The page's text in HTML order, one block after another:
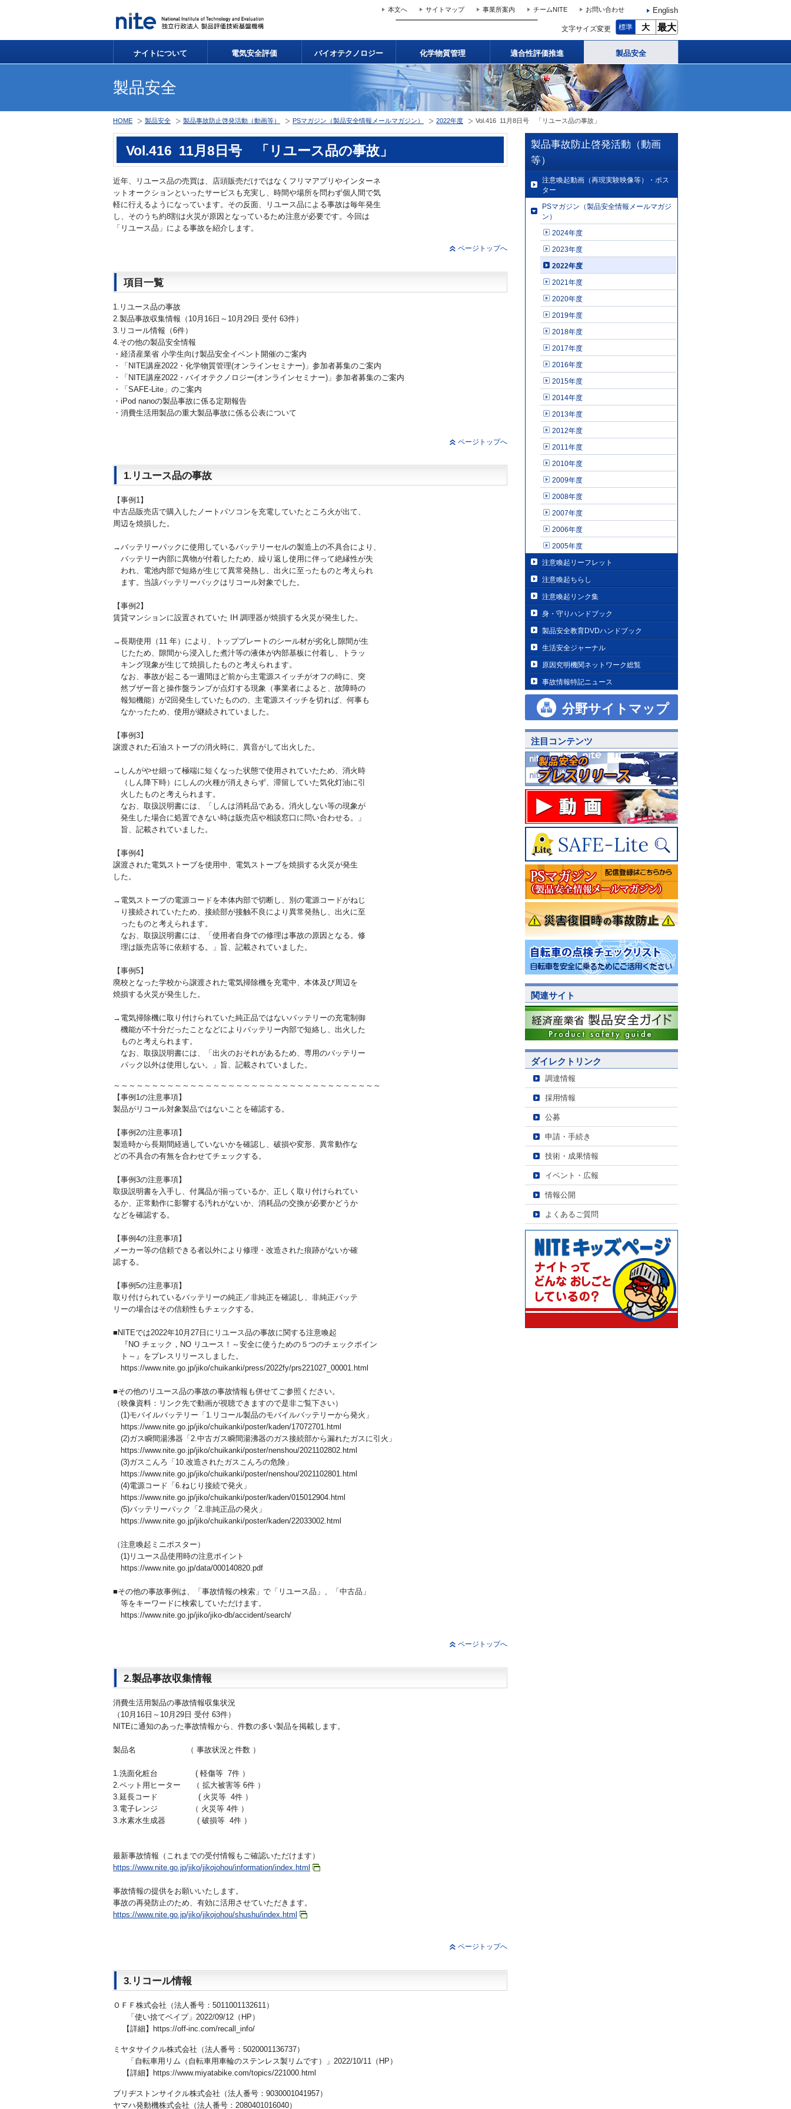
本文へ サイトマップ 事業所案内 チームNITE お問い合わせ English
文字サイズ変更 標準 大 最大
ナイトについて 電気安全評価 バイオテクノロジー 化学物質管理 適合性評価推進 製品安全
製品安全
HOME 製品安全 製品事故防止啓発活動（動画等） PSマガジン（製品安全情報メールマガジン） 2022年度 Vol.416 11月8日号 「リユース品の事故」
Vol.416 11月8日号 「リユース品の事故」
近年、リユース品の売買は、店頭販売だけではなくフリマアプリやインターネ
ットオークションといったサービスも充実し、時間や場所を問わず個人間で気
軽に行えるようになっています。その反面、リユース品による事故は毎年発生
し、そのうち約8割は火災が原因となっているため注意が必要です。今回は
「リユース品」による事故を紹介します。
ページトップへ
項目一覧
1.リユース品の事故
2.製品事故収集情報（10月16日～10月29日 受付 63件）
3.リコール情報（6件）
4.その他の製品安全情報
・経済産業省 小学生向け製品安全イベント開催のご案内
・「NITE講座2022・化学物質管理(オンラインセミナー)」参加者募集のご案内
・「NITE講座2022・バイオテクノロジー(オンラインセミナー)」参加者募集のご案内
・「SAFE-Lite」のご案内
・iPod nanoの製品事故に係る定期報告
・消費生活用製品の重大製品事故に係る公表について
ページトップへ
1.リユース品の事故
【事例1】
中古品販売店で購入したノートパソコンを充電していたところ火が出て、
周辺を焼損した。
→バッテリーパックに使用しているバッテリーセルの製造上の不具合により、
バッテリー内部に異物が付着したため、繰り返し使用に伴って絶縁性が失
われ、電池内部で短絡が生じて異常発熱し、出火に至ったものと考えられ
ます。当該バッテリーパックはリコール対象でした。
【事例2】
賃貸マンションに設置されていた IH 調理器が焼損する火災が発生した。
→長期使用（11 年）により、トッププレートのシール材が劣化し隙間が生
じたため、隙間から浸入した煮汁等の液体が内部基板に付着し、トラッ
キング現象が生じて焼損したものと考えられます。
なお、事故が起こる一週間ほど前から主電源スイッチがオフの時に、突
然ブザー音と操作盤ランプが点灯する現象（事業者によると、故障時の
報知機能）が2回発生していたものの、主電源スイッチを切れば、何事も
なかったため、使用が継続されていました。
【事例3】
譲渡された石油ストーブの消火時に、異音がして出火した。
→しんがやせ細って極端に短くなった状態で使用されていたため、消火時
（しん降下時）にしんの火種が消えきらず、滞留していた気化灯油に引
火したものと考えられます。
なお、取扱説明書には、「しんは消耗品である。消火しない等の現象が
発生した場合に処置できない時は販売店や相談窓口に問い合わせる。」
旨、記載されていました。
【事例4】
譲渡された電気ストーブを使用中、電気ストーブを焼損する火災が発生
した。
→電気ストーブの電源コードを本体内部で切断し、別の電源コードがねじ
り接続されていたため、接続部が接触不良により異常発熱し、出火に至
ったものと考えられます。
なお、取扱説明書には、「使用者自身での修理は事故の原因となる。修
理は販売店等に依頼する。」旨、記載されていました。
【事例5】
廃校となった学校から譲渡された電気掃除機を充電中、本体及び周辺を
焼損する火災が発生した。
→電気掃除機に取り付けられていた純正品ではないバッテリーの充電制御
機能が不十分だったことなどによりバッテリー内部で短絡し、出火した
ものと考えられます。
なお、取扱説明書には、「出火のおそれがあるため、専用のバッテリー
パック以外は使用しない。」旨、記載されていました。
～～～～～～～～～～～～～～～～～～～～～～～～～～～～～～～～～～～
【事例1の注意事項】
製品がリコール対象製品ではないことを確認する。
【事例2の注意事項】
製造時から長期間経過していないかを確認し、破損や変形、異常動作な
どの不具合の有無を合わせてチェックする。
【事例3の注意事項】
取扱説明書を入手し、付属品が揃っているか、正しく取り付けられてい
るか、正常動作に影響する汚れがないか、消耗品の交換が必要かどうか
などを確認する。
【事例4の注意事項】
メーカー等の信頼できる者以外により修理・改造された痕跡がないか確
認する。
【事例5の注意事項】
取り付けられているバッテリーの純正／非純正を確認し、非純正バッテ
リーの場合はその信頼性もチェックする。
■NITEでは2022年10月27日にリユース品の事故に関する注意喚起
『NO チェック，NO リユース！～安全に使うための５つのチェックポイン
ト～』をプレスリリースしました。
https://www.nite.go.jp/jiko/chuikanki/press/2022fy/prs221027_00001.html
■その他のリユース品の事故の事故情報も併せてご参照ください。
（映像資料：リンク先で動画が視聴できますので是非ご覧下さい）
(1)モバイルバッテリー「1.リコール製品のモバイルバッテリーから発火」
https://www.nite.go.jp/jiko/chuikanki/poster/kaden/17072701.html
(2)ガス瞬間湯沸器「2.中古ガス瞬間湯沸器のガス接続部から漏れたガスに引火」
https://www.nite.go.jp/jiko/chuikanki/poster/nenshou/2021102802.html
(3)ガスこんろ「10.改造されたガスこんろの危険」
https://www.nite.go.jp/jiko/chuikanki/poster/nenshou/2021102801.html
(4)電源コード「6.ねじり接続で発火」
https://www.nite.go.jp/jiko/chuikanki/poster/kaden/015012904.html
(5)バッテリーパック「2.非純正品の発火」
https://www.nite.go.jp/jiko/chuikanki/poster/kaden/22033002.html
（注意喚起ミニポスター）
(1)リユース品使用時の注意ポイント
https://www.nite.go.jp/data/000140820.pdf
■その他の事故事例は、「事故情報の検索」で「リユース品」、「中古品」
等をキーワードに検索していただけます。
https://www.nite.go.jp/jiko/jiko-db/accident/search/
ページトップへ
2.製品事故収集情報
消費生活用製品の事故情報収集状況
（10月16日～10月29日 受付 63件）
NITEに通知のあった事故情報から、件数の多い製品を掲載します。
製品名 （ 事故状況と件数 ）
1.洗面化粧台 ( 軽傷等 7件 ）
2.ペット用ヒーター （ 拡大被害等 6件 ）
3.延長コード ( 火災等 4件 ）
3.電子レンジ （ 火災等 4件 ）
3.水素水生成器 ( 破損等 4件 ）
最新事故情報（これまでの受付情報もご確認いただけます）
https://www.nite.go.jp/jiko/jikojohou/information/index.html
事故情報の提供をお願いいたします。
事故の再発防止のため、有効に活用させていただきます。
https://www.nite.go.jp/jiko/jikojohou/shushu/index.html
ページトップへ
3.リコール情報
ＯＦＦ株式会社（法人番号：5011001132611）
「使い捨てベイプ」2022/09/12（HP）
【詳細】https://off-inc.com/recall_info/
ミヤタサイクル株式会社（法人番号：5020001136737）
「自転車用リム（自転車用車輪のステンレス製リムです）」2022/10/11（HP）
【詳細】https://www.miyatabike.com/topics/221000.html
ブリヂストンサイクル株式会社（法人番号：9030001041957）
ヤマハ発動機株式会社（法人番号：2080401016040）
製品事故防止啓発活動（動画
等）
注意喚起動画（再現実験映像等）・ポス
ター
PSマガジン（製品安全情報メールマガジ
ン）
2024年度
2023年度
2022年度
2021年度
2020年度
2019年度
2018年度
2017年度
2016年度
2015年度
2014年度
2013年度
2012年度
2011年度
2010年度
2009年度
2008年度
2007年度
2006年度
2005年度
注意喚起リーフレット
注意喚起ちらし
注意喚起リンク集
身・守りハンドブック
製品安全教育DVDハンドブック
生活安全ジャーナル
原因究明機関ネットワーク総覧
事故情報特記ニュース
分野サイトマップ
注目コンテンツ
関連サイト
ダイレクトリンク
調達情報
採用情報
公募
申請・手続き
技術・成果情報
イベント・広報
情報公開
よくあるご質問